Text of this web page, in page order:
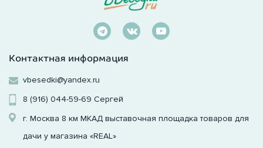
Контактная информация
vbesedki@yandex.ru
8 (916) 044-59-69 Сергей
г. Москва 8 км МКАД выставочная площадка товаров для
дачи у магазина «REAL»